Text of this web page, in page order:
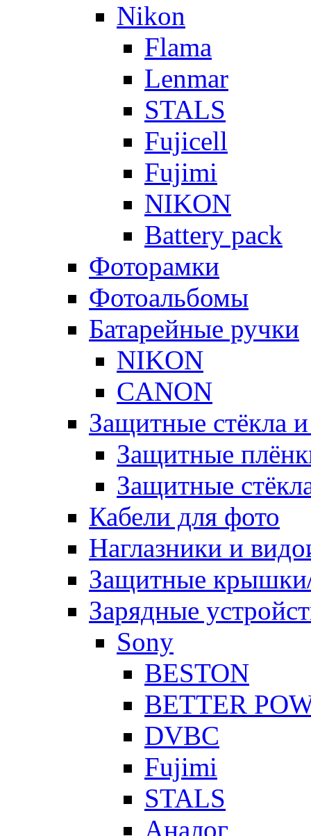
Nikon
Flama
Lenmar
STALS
Fujicell
Fujimi
NIKON
Battery pack
Фоторамки
Фотоальбомы
Батарейные ручки
NIKON
CANON
Защитные стёкла
Защитные
Защитные
Кабели для фото
Наглазники и
Защитные
Зарядные
Sony
BESTON
BETTER
DVBC
Fujimi
STALS
Аналог